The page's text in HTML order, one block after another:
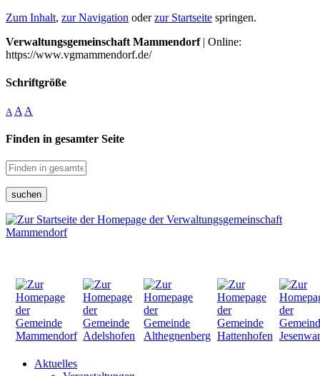
Zum Inhalt, zur Navigation oderzur Startseite springen.
Verwaltungsgemeinschaft Mammendorf| Online:
https://www.vgmammendorf.de/
Schriftgröße
A A A
Finden in gesamter Seite
suchen
Aktuelles